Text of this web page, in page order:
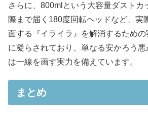
さらに、800mlという大容量ダストカ
際まで届く180度回転ヘッドなど、実
面する『イライラ』を解消するため
に凝らされており、単なる安かろう
は一線を画す実力を備えています。
まとめ